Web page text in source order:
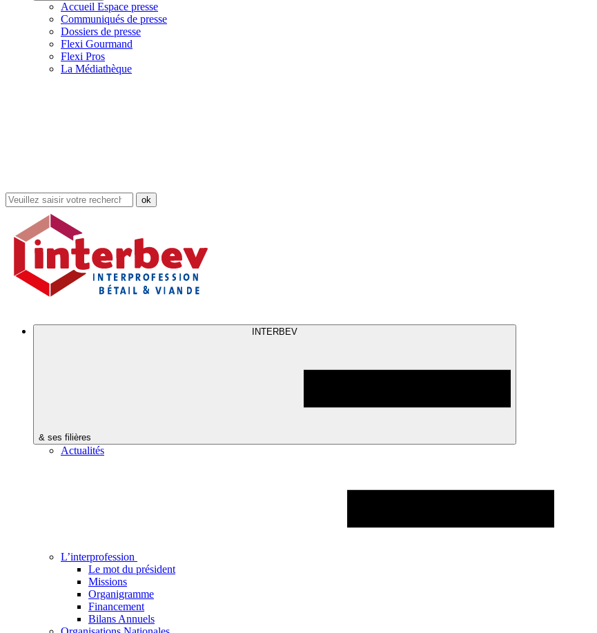
Accueil Espace presse
Communiqués de presse
Dossiers de presse
Flexi Gourmand
Flexi Pros
La Médiathèque
Rechercher
dans
site
INTERBEV
& ses filières
Actualités
L’interprofession
Le mot du président
Missions
Organigramme
Financement
Bilans Annuels